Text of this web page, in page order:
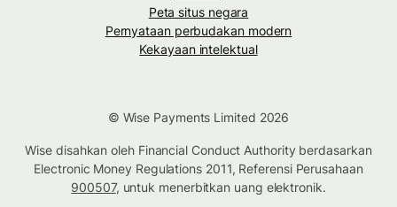
Peta situs negara
Pernyataan perbudakan modern
Kekayaan intelektual
© Wise Payments Limited 2026
Wise disahkan oleh Financial Conduct Authority berdasarkan
Electronic Money Regulations 2011, Referensi Perusahaan
900507, untuk menerbitkan uang elektronik.